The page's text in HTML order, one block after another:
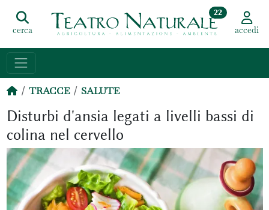
cerca
22
accedi
TRACCE SALUTE
Disturbi d'ansia legati a livelli bassi di
colina nel cervello